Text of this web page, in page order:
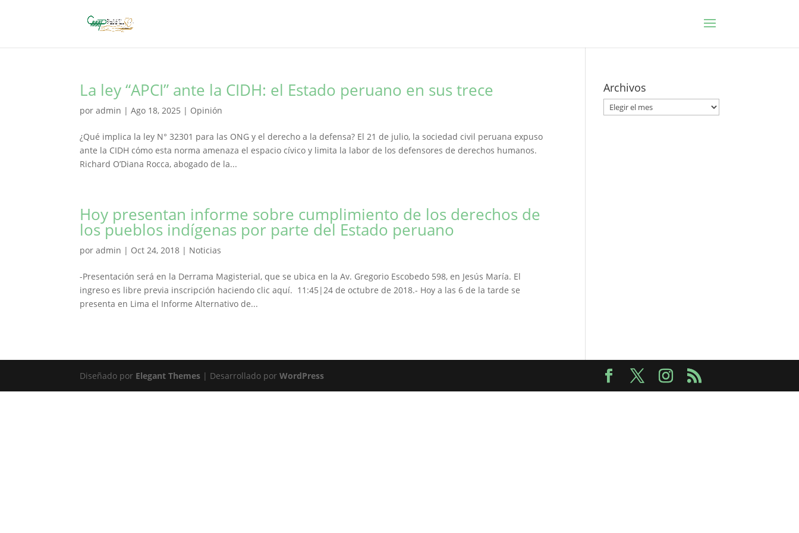
La ley “APCI” ante la CIDH: el Estado peruano en sus trece
poradmin |Ago 18, 2025 | Opinión
¿Qué implica la ley N° 32301 para las ONG y el derecho a la defensa? El 21 de julio, la sociedad civil peruana expuso
ante la CIDH cómo esta norma amenaza el espacio cívico y limita la labor de los defensores de derechos humanos.
Richard O’Diana Rocca, abogado de la...
Hoy presentan informe sobre cumplimiento de los derechos de
los pueblos indígenas por parte del Estado peruano
poradmin | Oct 24, 2018 | Noticias
-Presentación será en la Derrama Magisterial, que se ubica en la Av. Gregorio Escobedo 598, en Jesús María. El
ingreso es libre previa inscripción haciendo clic aquí. 11:45|24 de octubre de 2018.- Hoy a las 6 de la tarde se
presenta en Lima el Informe Alternativo de...
Archivos
Archivos
Diseñado por Elegant Themes | Desarrollado porWordPress